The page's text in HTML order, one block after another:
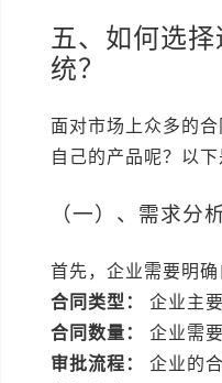
五、如何选
统？
面对市场上众多的
自己的产品呢？以下
（一）、需求分
首先，企业需要明确
合同类型：
企业主
合同数量：
企业需
审批流程：
企业的